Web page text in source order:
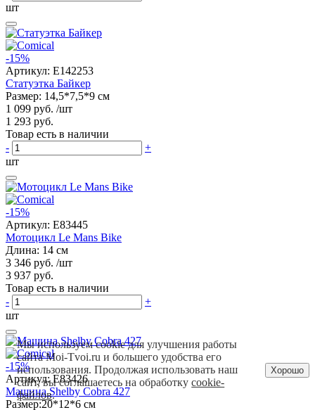
шт
-15%
Артикул: E142253
Статуэтка Байкер
Размер: 14,5*7,5*9 см
1 099 руб. /шт
1 293 руб.
Товар есть в наличии
-
+
шт
-15%
Артикул: E83445
Мотоцикл Le Mans Bike
Длина: 14 см
3 346 руб. /шт
3 937 руб.
Товар есть в наличии
-
+
шт
-15%
Артикул:E83426
Машина Shelby Cobra 427
Размер:20*12*6 см
Мы используем cookie для улучшения работы
сайта Moi-Tvoi.ru и большего удобства его
использования. Продолжая использовать наш
сайт, вы соглашаетесь на обработкуcookie-
файлов.
Хорошо